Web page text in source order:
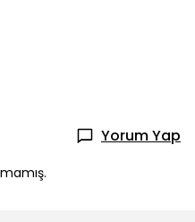
Yorum Yap